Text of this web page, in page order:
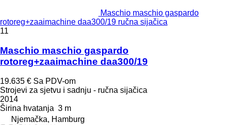
Maschio maschio gaspardo
rotoreg+zaaimachine daa300/19 ručna sijačica
11
Maschio maschio gaspardo
rotoreg+zaaimachine daa300/19
19.635 € Sa PDV-om
Strojevi za sjetvu i sadnju - ručna sijačica
2014
Širina hvatanja 3 m
Njemačka, Hamburg